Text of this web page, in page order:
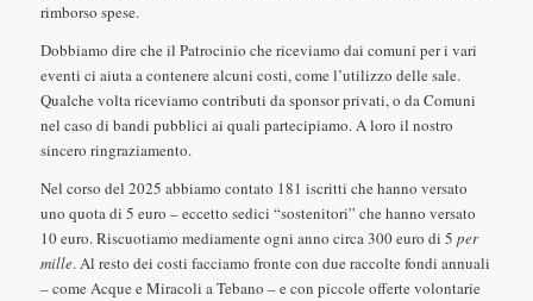
rimborso spese.
Dobbiamo dire che il Patrocinio che riceviamo dai comuni per i vari
eventi ci aiuta a contenere alcuni costi, come l’utilizzo delle sale.
Qualche volta riceviamo contributi da sponsor privati, o da Comuni
nel caso di bandi pubblici ai quali partecipiamo. A loro il nostro
sincero ringraziamento.
Nel corso del 2025 abbiamo contato 181 iscritti che hanno versato
uno quota di 5 euro – eccetto sedici “sostenitori” che hanno versato
10 euro. Riscuotiamo mediamente ogni anno circa 300 euro di 5 per
mille. Al resto dei costi facciamo fronte con due raccolte fondi annuali
– come Acque e Miracoli a Tebano – e con piccole offerte volontarie